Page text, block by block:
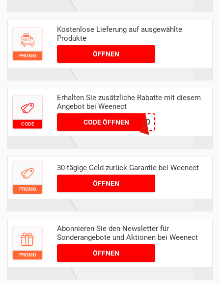
PROMO
Kostenlose Lieferung auf ausgewählte
Produkte
ÖFFNEN
CODE
Erhalten Sie zusätzliche Rabatte mit diesem
Angebot bei Weenect
CODE ÖFFNEND58EDACD
PROMO
30-tägige Geld-zurück-Garantie bei Weenect
ÖFFNEN
PROMO
Abonnieren Sie den Newsletter für
Sonderangebote und Aktionen bei Weenect
ÖFFNEN